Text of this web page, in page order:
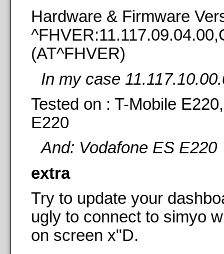
Hardware & Firmware
(AT^FHVER)
In my case
Tested on : T-Mobile
E220
And: Vodafone ES E220
extra
Try to update your
ugly to connect to simyo
on screen x"D.